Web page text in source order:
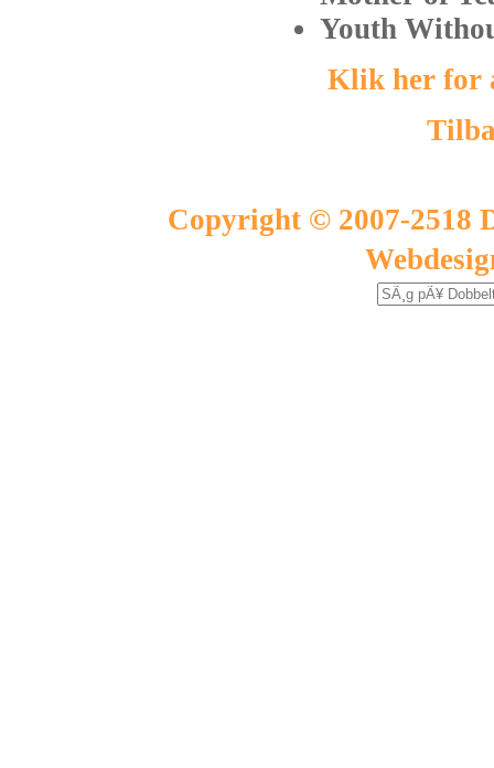
Youth
Klik her for
Copyright © 2007-2518